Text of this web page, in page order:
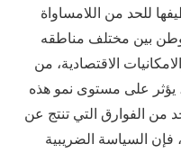
للحد من اللامساواة
بين مختلف مناطقه
الاقتصادية، من
على مستوى نمو هذه
من الفوارق التي تنتج عن
فإن السياسة الضريبية